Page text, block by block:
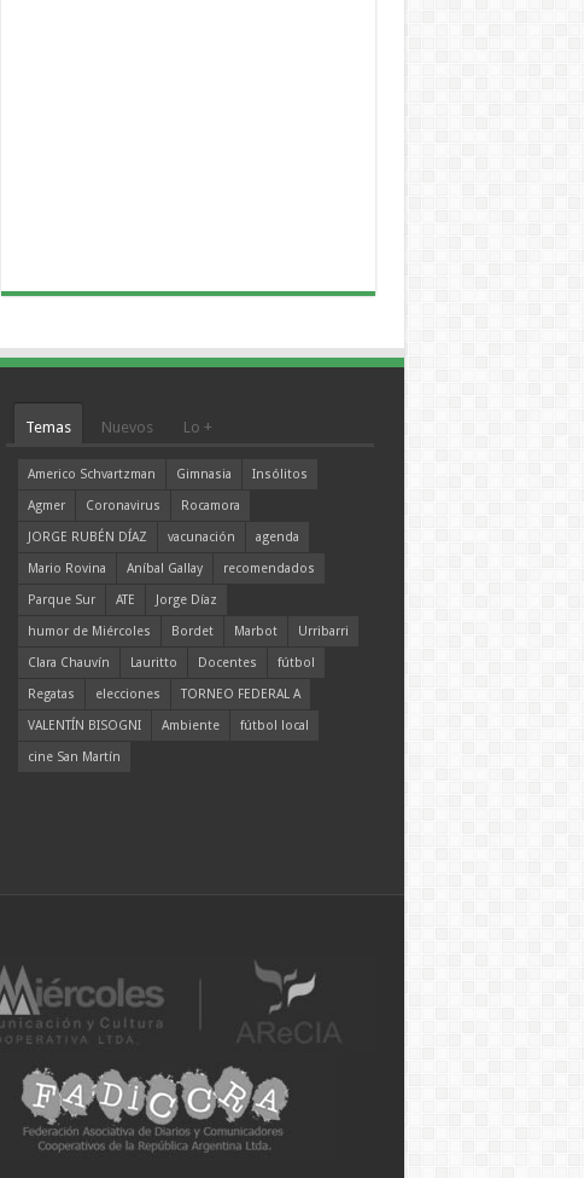
Temas Nuevos Lo +
Americo Schvartzman Gimnasia
Insólitos
Agmer
Coronavirus
Rocamora
JORGE RUBÉN DÍAZ
vacunación
agenda
Mario Rovina
Aníbal Gallay
recomendados
Parque Sur
ATE
Jorge Díaz
humor de Miércoles
Bordet Marbot
Urribarri
Clara Chauvín
Lauritto Docentes
fútbol
Regatas
elecciones
TORNEO FEDERAL A
VALENTÍN BISOGNI
Ambiente
fútbol local
cine San Martín